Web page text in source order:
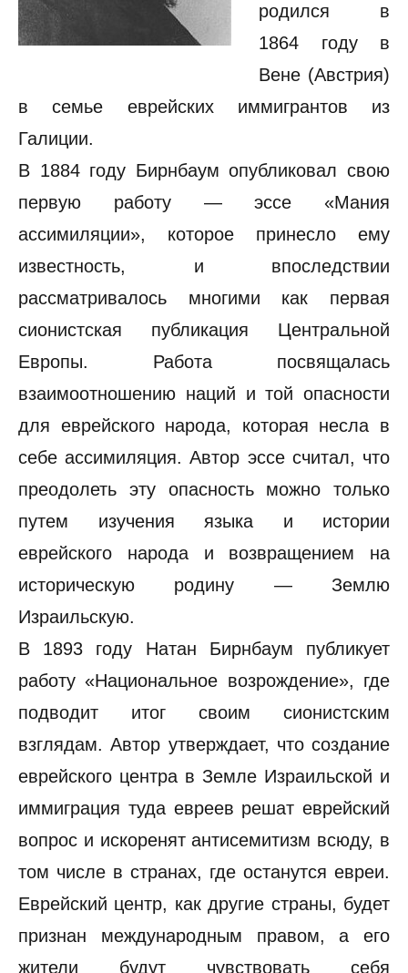
родился в
1864 году в
Вене (Австрия)
в семье еврейских иммигрантов из
Галиции.
В 1884 году Бирнбаум опубликовал свою
первую работу — эссе «Мания
ассимиляции», которое принесло ему
известность, и впоследствии
рассматривалось многими как первая
сионистская публикация Центральной
Европы. Работа посвящалась
взаимоотношению наций и той опасности
для еврейского народа, которая несла в
себе ассимиляция. Автор эссе считал, что
преодолеть эту опасность можно только
путем изучения языка и истории
еврейского народа и возвращением на
историческую родину — Землю
Израильскую.
В 1893 году Натан Бирнбаум публикует
работу «Национальное возрождение», где
подводит итог своим сионистским
взглядам. Автор утверждает, что создание
еврейского центра в Земле Израильской и
иммиграция туда евреев решат еврейский
вопрос и искоренят антисемитизм всюду, в
том числе в странах, где останутся евреи.
Еврейский центр, как другие страны, будет
признан международным правом, а его
жители будут чувствовать себя